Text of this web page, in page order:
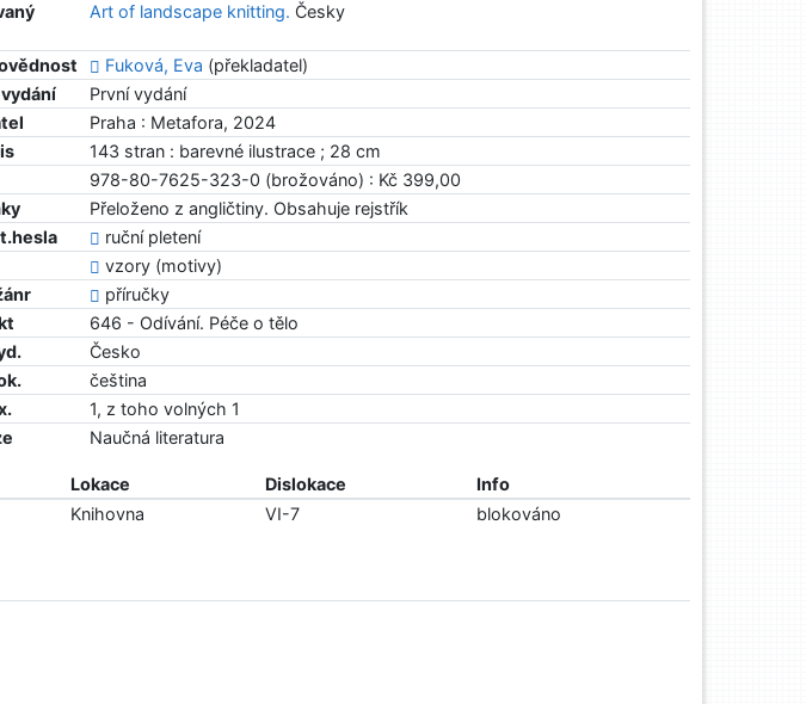
Art of landscape knitting. Česky
Fuková, Eva (překladatel)
První vydání
Praha : Metafora, 2024
143 stran : barevné ilustrace ; 28 cm
978-80-7625-323-0 (brožováno) : Kč 399,00
Přeloženo z angličtiny. Obsahuje rejstřík
ruční pletení
vzory (motivy)
příručky
646 - Odívání. Péče o tělo
Česko
čeština
1, z toho volných 1
Naučná literatura
Lokace Dislokace
Info
Knihovna VI-7 blokováno